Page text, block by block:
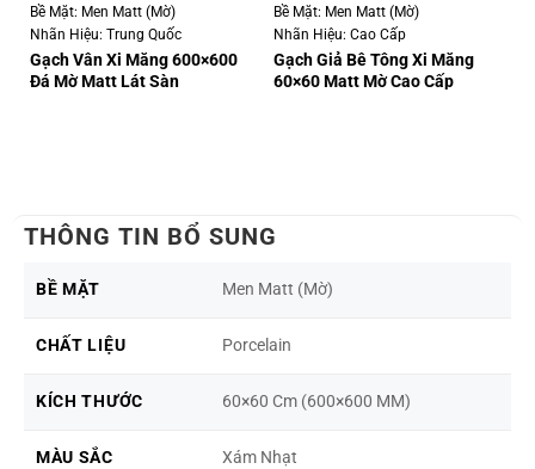
Bề Mặt: Men Matt (Mờ)
Nhãn Hiệu: Trung Quốc
Gạch Vân Xi Măng 600×600
Đá Mờ Matt Lát Sàn
Bề Mặt: Men Matt (Mờ)
Nhãn Hiệu: Cao Cấp
Gạch Giả Bê Tông Xi Măng
60×60 Matt Mờ Cao Cấp
THÔNG TIN BỔ SUNG
BỀ MẶT Men Matt (Mờ)
CHẤT LIỆU Porcelain
KÍCH THƯỚC 60×60 Cm (600×600 MM)
MÀU SẮC Xám Nhạt